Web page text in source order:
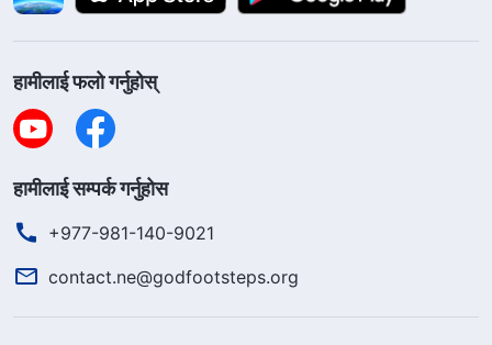
हामीलाई फलो गर्नुहोस्
हामीलाई सम्पर्क गर्नुहोस
+977-981-140-9021
contact.ne@godfootsteps.org